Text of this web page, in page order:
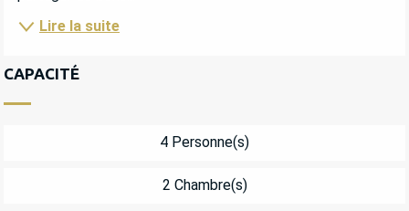
Lire la suite
CAPACITÉ
4 Personne(s)
2 Chambre(s)